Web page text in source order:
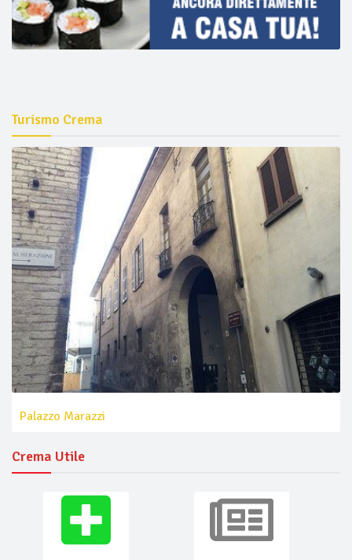
Turismo Crema
Palazzo Marazzi
Crema Utile